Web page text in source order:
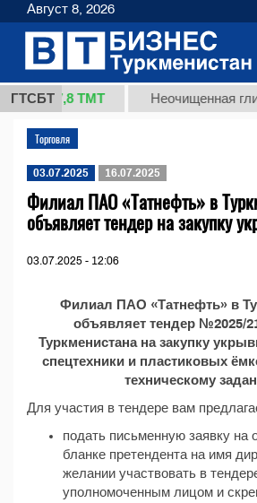
ГТСБТ
(кг.) 37,8 ТМТ Неочищенная
Торговля
03.07.2025 16.07.2025
Филиал ПАО «Татнефть» в
объявляет тендер на закупку
03.07.2025 - 12:06
Филиал ПАО «Татнефть» в
объявляет тендер №2025/
Туркменистана на закупку
спецтехники и пластиковых
техническому
Для участия в тендере вам
подать письменную заявку на
бланке претендента на имя
желании участвовать в
уполномоченным лицом и
Август 8, 2026